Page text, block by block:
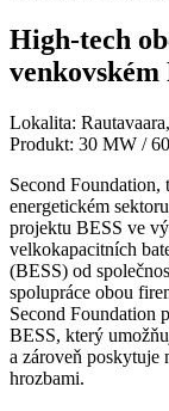
High-tech
venkovském
Lokalita:
Produkt: 30 MW /
Second Foundation,
energetickém
projektu BESS ve
velkokapacitních
(BESS) od
spolupráce obou
Second Foundation
BESS, který
a zároveň poskytuje
hrozbami.